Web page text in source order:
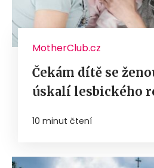
MotherClub.cz
Čekám dítě se
úskalí lesbického
10 minut čtení